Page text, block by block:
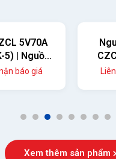
5V70A
5) | Nguồn
LED 350W
báo giá
1 2 3 4 5 6 7 8
Xem thêm sản phẩm